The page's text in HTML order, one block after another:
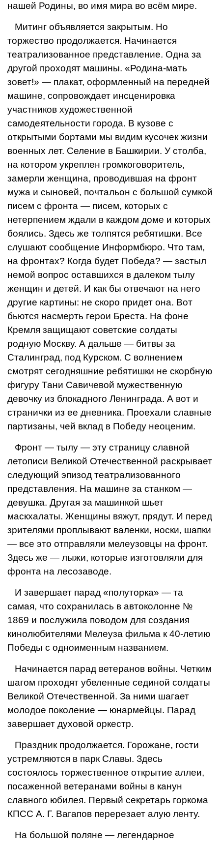
нашей Родины, во имя мира во всём мире.
Митинг объявляется закрытым. Но
торжество продолжается. Начинается
театрализованное представление. Одна за
другой проходят машины. «Родина-мать
зовет!» — плакат, оформленный на передней
машине, сопровождает инсценировка
участников художественной
самодеятельности города. В кузове с
открытыми бортами мы видим кусочек жизни
военных лет. Селение в Башкирии. У столба,
на котором укреплен громкоговоритель,
замерли женщина, проводившая на фронт
мужа и сыновей, почтальон с большой сумкой
писем с фронта — писем, которых с
нетерпением ждали в каждом доме и которых
боялись. Здесь же толпятся ребятишки. Все
слушают сообщение Информбюро. Что там,
на фронтах? Когда будет Победа? — застыл
немой вопрос оставшихся в далеком тылу
женщин и детей. И как бы отвечают на него
другие картины: не скоро придет она. Вот
бьются насмерть герои Бреста. На фоне
Кремля защищают советские солдаты
родную Москву. А дальше — битвы за
Сталинград, под Курском. С волнением
смотрят сегодняшние ребятишки не скорбную
фигуру Тани Савичевой мужественную
девочку из блокадного Ленинграда. А вот и
странички из ее дневника. Проехали славные
партизаны, чей вклад в Победу неоценим.
Фронт — тылу — эту страницу славной
летописи Великой Отечественной раскрывает
следующий эпизод театрализованного
представления. На машине за станком —
девушка. Другая за машинкой шьет
маскхалаты. Женщины вяжут, прядут. И перед
зрителями проплывают валенки, носки, шапки
— все это отправляли мелеузовцы на фронт.
Здесь же — лыжи, которые изготовляли для
фронта на лесозаводе.
И завершает парад «полуторка» — та
самая, что сохранилась в автоколонне №
1869 и послужила поводом для создания
кинолюбителями Мелеуза фильма к 40-летию
Победы с одноименным названием.
Начинается парад ветеранов войны. Четким
шагом проходят убеленные сединой солдаты
Великой Отечественной. За ними шагает
молодое поколение — юнармейцы. Парад
завершает духовой оркестр.
Праздник продолжается. Горожане, гости
устремляются в парк Славы. Здесь
состоялось торжественное открытие аллеи,
посаженной ветеранами войны в канун
славного юбилея. Первый секретарь горкома
КПСС А. Г. Вагапов перерезает алую ленту.
На большой поляне — легендарное